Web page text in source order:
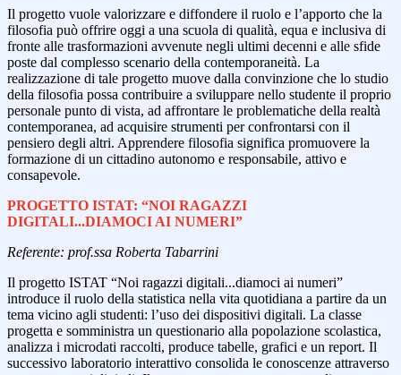
Il progetto vuole valorizzare e diffondere il ruolo e l’apporto che la
filosofia può offrire oggi a una scuola di qualità, equa e inclusiva di
fronte alle trasformazioni avvenute negli ultimi decenni e alle sfide
poste dal complesso scenario della contemporaneità. La
realizzazione di tale progetto muove dalla convinzione che lo studio
della filosofia possa contribuire a sviluppare nello studente il proprio
personale punto di vista, ad affrontare le problematiche della realtà
contemporanea, ad acquisire strumenti per confrontarsi con il
pensiero degli altri. Apprendere filosofia significa promuovere la
formazione di un cittadino autonomo e responsabile, attivo e
consapevole.
PROGETTO ISTAT: “NOI RAGAZZI
DIGITALI...DIAMOCI AI NUMERI”
Referente: prof.ssa Roberta Tabarrini
Il progetto ISTAT “Noi ragazzi digitali...diamoci ai numeri”
introduce il ruolo della statistica nella vita quotidiana a partire da un
tema vicino agli studenti: l’uso dei dispositivi digitali. La classe
progetta e somministra un questionario alla popolazione scolastica,
analizza i microdati raccolti, produce tabelle, grafici e un report. Il
successivo laboratorio interattivo consolida le conoscenze attraverso